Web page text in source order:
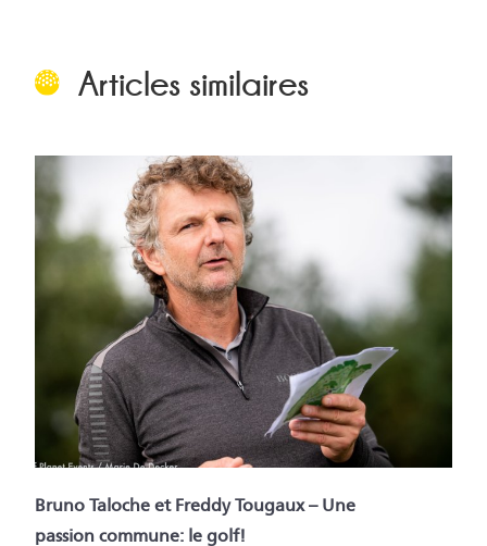
Articles similaires
Bruno Taloche et Freddy Tougaux – Une
passion commune: le golf!